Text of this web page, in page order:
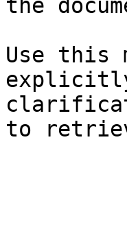
the
Use this